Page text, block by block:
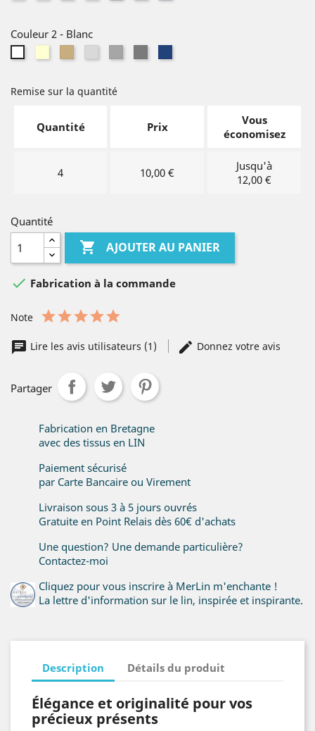
Couleur 2 - Blanc
Remise sur la quantité
Quantité Prix
Vous
économisez
4 10,00 €
Jusqu'à
12,00 €
Quantité
 AJOUTER AU PANIER
 Fabrication à la commande
Note
Lire les avis utilisateurs (1) Donnez votre avis
Partager
Fabrication en Bretagne
avec des tissus en LIN
Paiement sécurisé
par Carte Bancaire ou Virement
Livraison sous 3 à 5 jours ouvrés
Gratuite en Point Relais dès 60€ d'achats
Une question? Une demande particulière?
Contactez-moi
Cliquez pour vous inscrire à MerLin m'enchante !
La lettre d'information sur le lin, inspirée et inspirante.
Description Détails du produit
Élégance et originalité pour vos
précieux présents